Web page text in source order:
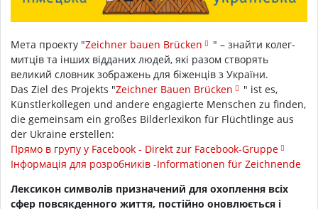
Мета проекту "Zeichner bauen Brücken
" – знайти колег-
митців та інших відданих людей, які разом створять
великий словник зображень для біженців з України.
Das Ziel des Projekts "Zeichner Bauen Brücken
" ist es,
Künstlerkollegen und andere engagierte Menschen zu finden,
die gemeinsam ein großes Bilderlexikon für Flüchtlinge aus
der Ukraine erstellen:
Прямо в групу у Facebook - Direkt zur Facebook-Gruppe
Інформація для розробників -Informationen für Zeichnende
Лексикон символів призначений для охоплення всіх
сфер повсякденного життя, постійно оновлюється і